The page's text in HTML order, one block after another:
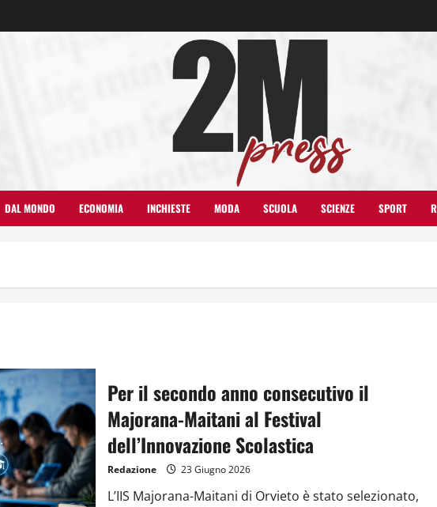
DAL MONDO ECONOMIA INCHIESTE MODA SCUOLA SCIENZE SPORT
Per il secondo anno consecutivo il
Majorana-Maitani al Festival
dell’Innovazione Scolastica
Redazione 23 Giugno 2026
L’IIS Majorana-Maitani di Orvieto è stato selezionato,